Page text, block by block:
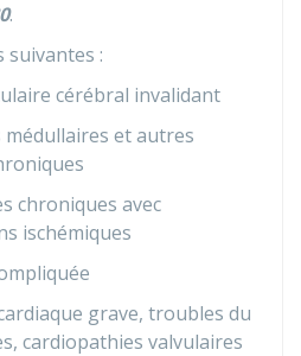
.
suivantes :
cérébral invalidant
médullaires et autres
chroniques avec
ischémiques
grave, troubles du
cardiopathies valvulaires